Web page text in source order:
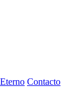
Contacto